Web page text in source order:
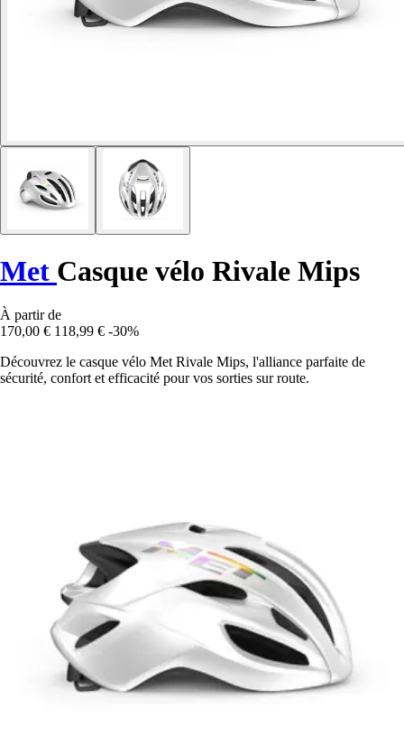
Met Casque vélo Rivale Mips
À partir de
170,00 € 118,99 € -30%
Découvrez le casque vélo Met Rivale Mips, l'alliance parfaite de
sécurité, confort et efficacité pour vos sorties sur route.